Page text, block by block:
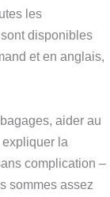
les
disponibles
et en anglais,
aider au
la
complication –
sommes assez